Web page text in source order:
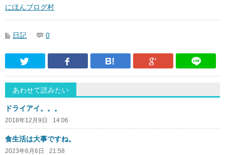
にほんブログ村
日記 0
Twitter Facebook はてなブックマーク
Google
あわせて読みたい
ドライアイ。。。
2018年12月9日 14:06
食生活は大事ですね。
2023年6月6日 21:58